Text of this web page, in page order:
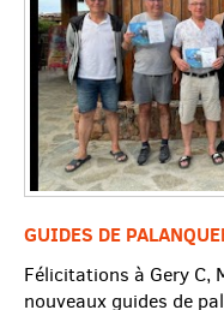
GUIDES DE
Félicitations à Gery C,
nouveaux guides de